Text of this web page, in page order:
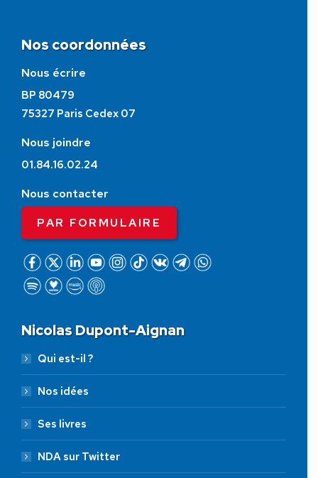
Nos coordonnées
Nous écrire
BP 80479
75327 Paris Cedex 07
Nous joindre
01.84.16.02.24
Nous contacter
PAR FORMULAIRE
Nicolas Dupont-Aignan
Qui est-il ?
Nos idées
Ses livres
NDA sur Twitter